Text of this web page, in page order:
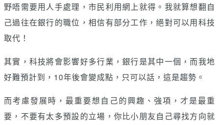
野唔需要用人手處理，市民利用網上就得。我就算想翻自
己過往在銀行的職位，相信有部分工作，絕對可以用科技
取代！
其實，科技將會影響好多行業，銀行是其中一個，而我地
好難預計到，10年後會變成點，只可以話，這是趨勢。
而考慮發展時，最重要想自己的興趣、強項，才是最重
要，不要有太多預設的立場，你比小朋友自己尋找方向就